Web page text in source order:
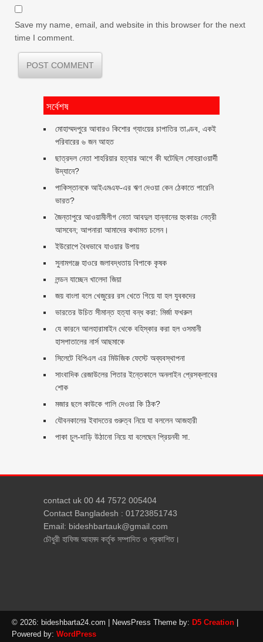
Save my name, email, and website in this browser for the next
time I comment.
সর্বেশষ
মোহাম্মদপুরে আবারও কিশোর গ্যাংয়ের চাপাতির তাণ্ডব, একই
পরিবারের ৬ জন আহত
ছাত্রদল নেতা শাহরিয়ার হত্যার আগে কী ঘটেছিল সোহরাওয়ার্দী
উদ্যানে?
পাকিস্তানকে আইএমএফ-এর ঋণ দেওয়া কেন ঠেকাতে পারেনি
ভারত?
জৈন্তাপুরে আওয়ামীলীগ নেতা আবদুল হান্নানের হুংকারঃ নেত্রী
আসবেন; আপনারা আমাদের কথামত চলেন।
ইউরোপে বৈধভাবে যাওয়ার উপায়
সুনামগঞ্জে হাওরে জলাবদ্ধতায় বিপাকে কৃষক
লন্ডন যাচ্ছেন খালেদা জিয়া
জয় বাংলা বলে খেজুরের রস খেতে গিয়ে যা হল যুবকদের
ভারতের উচিত সীমান্ত হত্যা বন্ধ করা: মির্জা ফখরুল
যে কারনে আলহারামাইন থেকে বহিস্কার করা হল ওসমানী
হাসপাতালের নার্স আছমাকে
সিলেটে বিপিএল এর মিউজিক ফেস্টে অব্যবস্থাপনা
সাংবাদিক রেজাউলের পিতার ইন্তেকালে অনলাইন প্রেসক্লাবের
শোক
মজার ছলে কাউকে গালি দেওয়া কি ঠিক?
যৌবনকালের ইবাদতের গুরুত্ব নিয়ে যা বললেন আজহারী
পাকা চুল-দাড়ি উঠানো নিয়ে যা বলেছেন প্রিয়নবী সা.
contact uk 00 44 7572 005404
Contact Bangladesh : 01723851743
Email: bideshbartauk@gmail.com
চৌধুরী হাফিজ আহমদ কর্তৃক সম্পাদিত ও প্রকাশিত।
© 2026: bideshbarta24.com | NewsPress Theme by: D5 Creation |
Powered by: WordPress